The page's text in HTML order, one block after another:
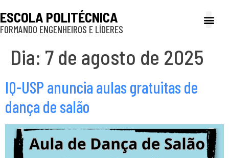
ESCOLA POLITÉCNICA
FORMANDO ENGENHEIROS E LÍDERES
Dia: 7 de agosto de 2025
IQ-USP anuncia aulas gratuitas de
dança de salão